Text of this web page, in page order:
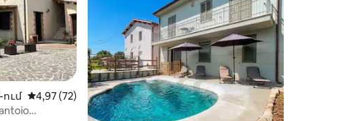
Միջին վարկանիշը՝ 5-ից 4,97, 72 կարծիք
4,97 (72)